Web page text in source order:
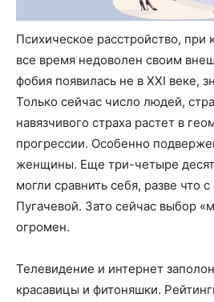
Психическое расстройство, при
все время недоволен своим
фобия появилась не в XXI веке,
Только сейчас число людей,
навязчивого страха растет в
прогрессии. Особенно
женщины. Еще три-четыре
могли сравнить себя, разве что
Пугачевой. Зато сейчас выбор
огромен.
Телевидение и интернет
красавицы и фитоняшки.